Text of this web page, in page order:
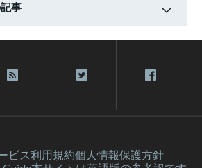
事
ビス利⽤規約個人情報保護方針